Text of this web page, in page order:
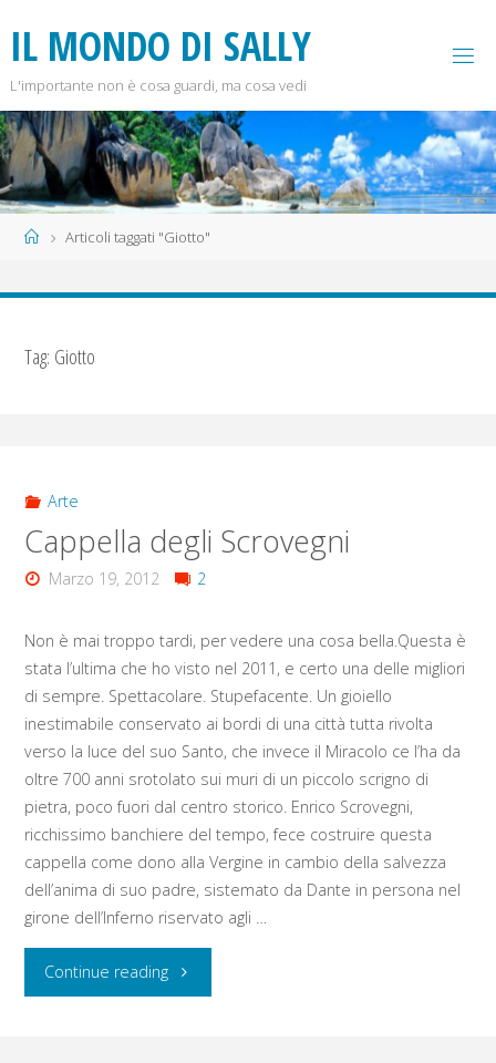
contenuto
IL MONDO DI SALLY
L'importante non è cosa guardi, ma cosa vedi
HomeArticoli taggati "Giotto"
Tag: Giotto
Arte
Cappella degli Scrovegni
Marzo 19, 2012 2
Non è mai troppo tardi, per vedere una cosa bella.Questa è
stata l’ultima che ho visto nel 2011, e certo una delle migliori
di sempre. Spettacolare. Stupefacente. Un gioiello
inestimabile conservato ai bordi di una città tutta rivolta
verso la luce del suo Santo, che invece il Miracolo ce l’ha da
oltre 700 anni srotolato sui muri di un piccolo scrigno di
pietra, poco fuori dal centro storico. Enrico Scrovegni,
ricchissimo banchiere del tempo, fece costruire questa
cappella come dono alla Vergine in cambio della salvezza
dell’anima di suo padre, sistemato da Dante in persona nel
girone dell’Inferno riservato agli …
Continue reading"Cappella